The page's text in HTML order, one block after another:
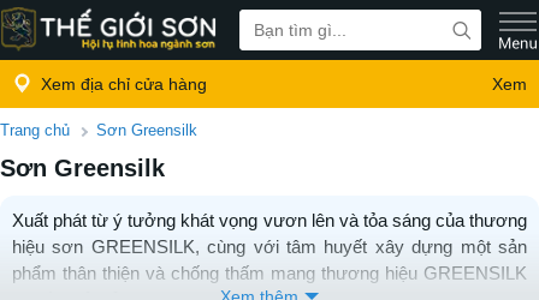
Xem địa chỉ cửa hàng Xem
Trang chủ Sơn Greensilk
Sơn Greensilk
Xuất phát từ ý tưởng khát vọng vươn lên và tỏa sáng của thương
hiệu sơn GREENSILK, cùng với tâm huyết xây dựng một sản
phẩm thân thiện và chống thấm mang thương hiệu GREENSILK